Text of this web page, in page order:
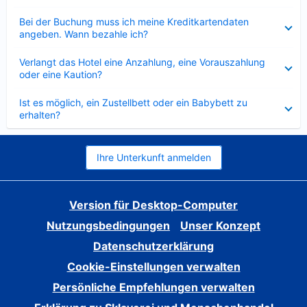
Bei der Buchung muss ich meine Kreditkartendaten
angeben. Wann bezahle ich?
Verlangt das Hotel eine Anzahlung, eine Vorauszahlung
oder eine Kaution?
Ist es möglich, ein Zustellbett oder ein Babybett zu
erhalten?
Ihre Unterkunft anmelden
Version für Desktop-Computer
Nutzungsbedingungen
Unser Konzept
Datenschutzerklärung
Cookie-Einstellungen verwalten
Persönliche Empfehlungen verwalten